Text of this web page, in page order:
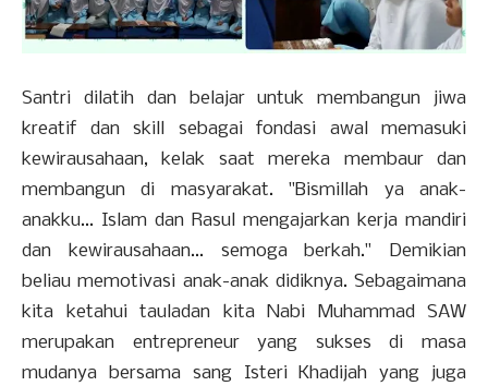
Santri dilatih dan belajar untuk membangun jiwa
kreatif dan skill sebagai fondasi awal memasuki
kewirausahaan, kelak saat mereka membaur dan
membangun di masyarakat. "Bismillah ya anak-
anakku... Islam dan Rasul mengajarkan kerja mandiri
dan kewirausahaan... semoga berkah." Demikian
beliau memotivasi anak-anak didiknya. Sebagaimana
kita ketahui tauladan kita Nabi Muhammad SAW
merupakan entrepreneur yang sukses di masa
mudanya bersama sang Isteri Khadijah yang juga